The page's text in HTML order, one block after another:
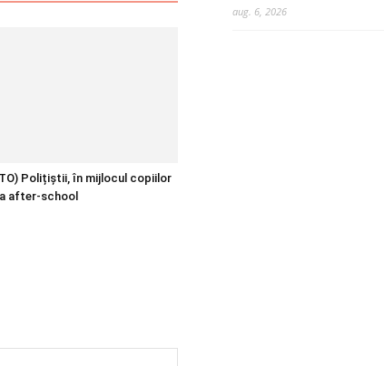
Polițiștii, în mijlocul copiilor
after-school
aug. 6, 2026